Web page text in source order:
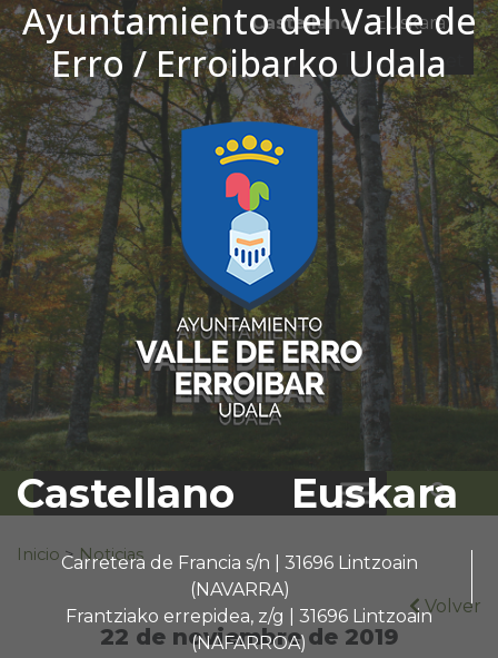
Ayuntamiento del Valle de
Erro / Erroibarko Udala
Castellano Euskara
Carretera de Francia s/n | 31696 Lintzoain
(NAVARRA)
Frantziako errepidea, z/g | 31696 Lintzoain
(NAFARROA)
Ir al contenido
Castellano
Euskara
El tiempo - Tutiempo.net
Buscar:
Inicio > Noticias
Volver
22 de noviembre de 2019